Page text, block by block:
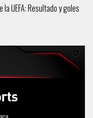
UEFA: Resultado y goles